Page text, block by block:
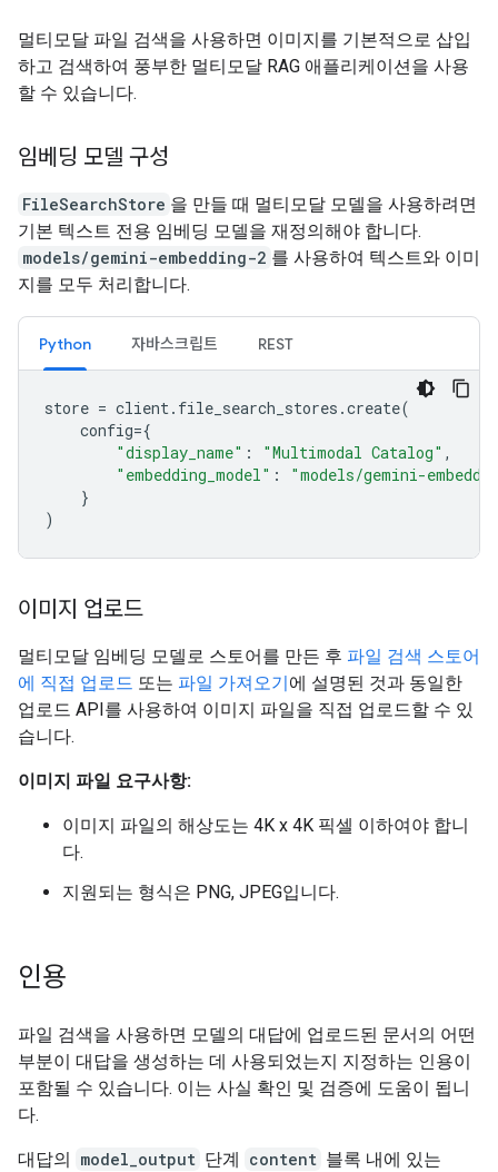
멀티모달 파일 검색을 사용하면 이미지를 기본적으로 삽입
하고 검색하여 풍부한 멀티모달 RAG 애플리케이션을 사용
할 수 있습니다.
임베딩 모델 구성
FileSearchStore 을 만들 때 멀티모달 모델을 사용하려면
기본 텍스트 전용 임베딩 모델을 재정의해야 합니다.
models/gemini-embedding-2 를 사용하여 텍스트와 이미
지를 모두 처리합니다.
Python 자바스크립트 REST
store = client. file_search_stores .create(
config={
"display_name" : "Multimodal Catalog" ,
"embedding_model" :
"models/gemini-
}
)
이미지 업로드
멀티모달 임베딩 모델로 스토어를 만든 후 파일 검색 스토어
에 직접 업로드 또는 파일 가져오기에 설명된 것과 동일한
업로드 API를 사용하여 이미지 파일을 직접 업로드할 수 있
습니다.
이미지 파일 요구사항:
이미지 파일의 해상도는 4K x 4K 픽셀 이하여야 합니
다.
지원되는 형식은 PNG, JPEG입니다.
인용
파일 검색을 사용하면 모델의 대답에 업로드된 문서의 어떤
부분이 대답을 생성하는 데 사용되었는지 지정하는 인용이
포함될 수 있습니다. 이는 사실 확인 및 검증에 도움이 됩니
다.
대답의 model_output 단계 content 블록 내에 있는